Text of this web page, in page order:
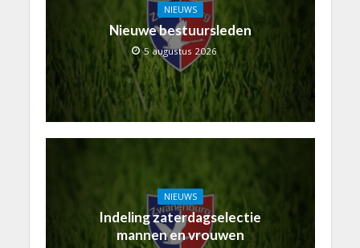
NIEUWS
Nieuwe bestuursleden
5 augustus 2026
NIEUWS
Indeling zaterdagselectie
mannen en vrouwen